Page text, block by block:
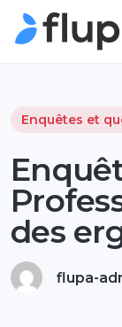
Enquêtes et
des
flupa-